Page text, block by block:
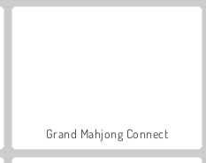
Grand Mahjong Connect